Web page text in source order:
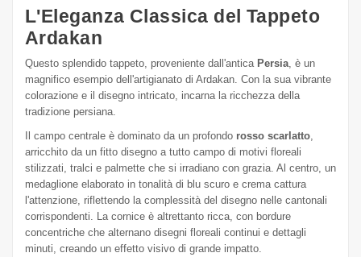
L'Eleganza Classica del Tappeto
Ardakan
Questo splendido tappeto, proveniente dall'antica Persia, è un
magnifico esempio dell'artigianato di Ardakan. Con la sua vibrante
colorazione e il disegno intricato, incarna la ricchezza della
tradizione persiana.
Il campo centrale è dominato da un profondo rosso scarlatto,
arricchito da un fitto disegno a tutto campo di motivi floreali
stilizzati, tralci e palmette che si irradiano con grazia. Al centro, un
medaglione elaborato in tonalità di blu scuro e crema cattura
l'attenzione, riflettendo la complessità del disegno nelle cantonali
corrispondenti. La cornice è altrettanto ricca, con bordure
concentriche che alternano disegni floreali continui e dettagli
minuti, creando un effetto visivo di grande impatto.